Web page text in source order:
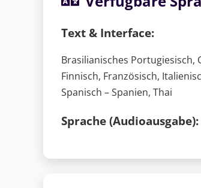
Text & Interface:
Brasilianisches Portugiesisch,
Finnisch, Französisch,
Spanisch – Spanien, Thai
Sprache (Audioausgabe):